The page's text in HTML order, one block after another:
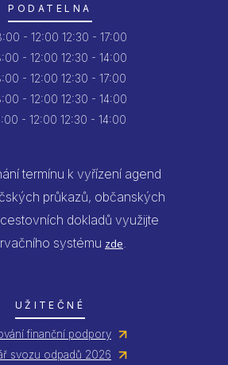
PODATELNA
- 12:00 12:30 - 17:00
- 12:00 12:30 - 14:00
- 12:00 12:30 - 17:00
- 12:00 12:30 - 14:00
- 12:00 12:30 - 14:00
termínu k vyřízení agend
průkazů, občanských
dokladů využijte
systému zde.
UŽITEČNÉ
finanční podpory
svozu odpadů 2026